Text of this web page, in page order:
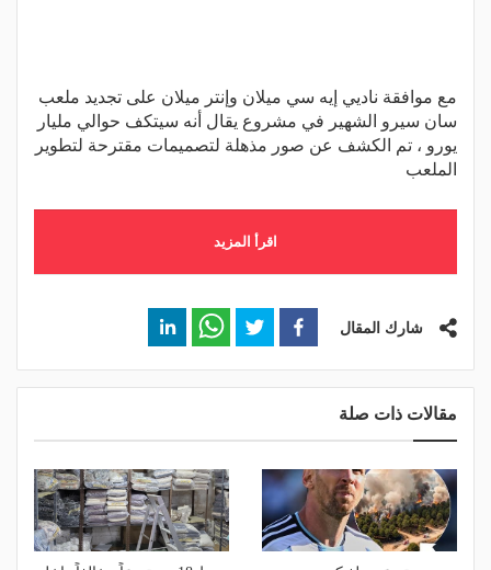
مع موافقة ناديي إيه سي ميلان وإنتر ميلان على تجديد ملعب
سان سيرو الشهير في مشروع يقال أنه سيتكف حوالي مليار
يورو ، تم الكشف عن صور مذهلة لتصميمات مقترحة لتطوير
الملعب
اقرأ المزيد
شارك المقال
مقالات ذات صلة